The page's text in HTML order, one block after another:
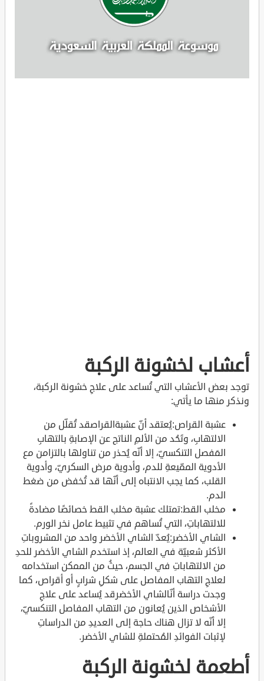
أعشاب لخشونة الركبة
توجد بعض الأعشاب التي تُساعد على علاجِ خشونة الركبة،
ونذكر منها ما يأتي:
عشبة القراص:يُعتقد أنّ عشبةالقراصقد تُقلّل من
الالتهابِ، وتَحُد من الألمِ الناتج عن الإصابةِ بالتهابِ
المَفصل التنكسيّ، إلا أنّه يُحذر من تناولها بالتزامن مع
الأدوية الممّيعةِ للدم، وأدوية مرض السكريّ، وأدوية
القلب، كما يجب الانتباه إلى أنّها قد تُخفض من ضغط
الدم.
مخلب القط:تمتلك عشبة مخلب القط خصائصًا مضادةً
للالتهاباتِ، التي تُساهم في تثبيط عامل نخر الورم.
الشاي الأخضر:يُعدّ الشاي الأخضر واحد من المشروباتِ
الأكثر شعبيّة في العالم، إذ استخدم الشاي الأخضر للحدِ
من الالتهاباتِ في الجسم، حيثُ من الممكن استخدامه
لعلاجِ التهاب المفاصل على شكلِ شرابٍ أو أقراص، كما
وجدت دراسة أنّالشاي الأخضرقد يُساعد على علاجِ
الأشخاص الذين يُعانون من التهاب المفاصل التنكسيّ،
إلا أنّه لا تزال هناك حاجة إلى العديدِ من الدراساتِ
لإثبات الفوائدِ المُحتملةِ للشاي الأخضر.
أطعمة لخشونة الركبة